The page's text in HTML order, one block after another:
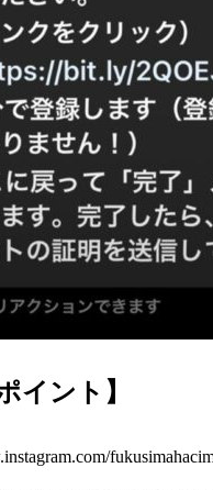
イント】